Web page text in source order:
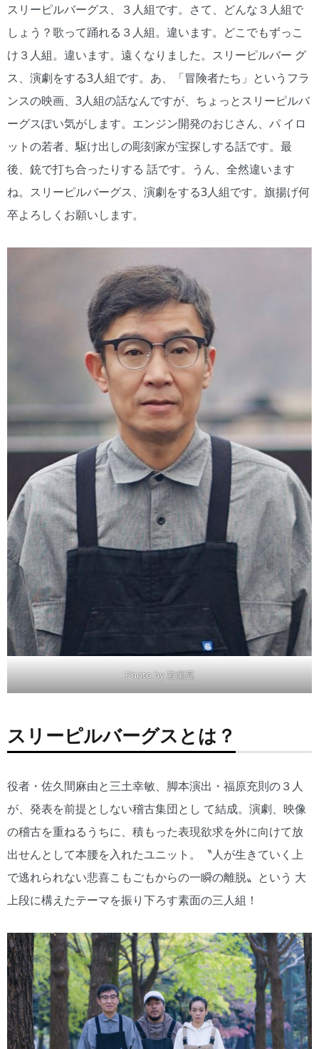
スリーピルバーグス、３人組です。さて、どんな３人組で
しょう？歌って踊れる３人組。違います。どこでもずっこ
け３人組。違います。遠くなりました。スリーピルバー グ
ス、演劇をする3人組です。あ、「冒険者たち」というフラ
ンスの映画、3人組の話なんですが、ちょっとスリーピルバ
ーグスぽい気がします。エンジン開発のおじさん、パ イロ
ットの若者、駆け出しの彫刻家が宝探しする話です。最
後、銃で打ち合ったりする 話です。うん、全然違います
ね。スリーピルバーグス、演劇をする3人組です。旗揚げ何
卒よろしくお願いします。
Photo by 岩瀬亮
スリーピルバーグスとは？
役者・佐久間麻由と三土幸敏、脚本演出・福原充則の３人
が、発表を前提としない稽古集団とし て結成。演劇、映像
の稽古を重ねるうちに、積もった表現欲求を外に向けて放
出せんとして本腰を入れたユニット。〝人が生きていく上
で逃れられない悲喜こもごもからの一瞬の離脱〟という 大
上段に構えたテーマを振り下ろす素面の三人組！